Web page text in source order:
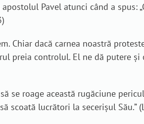
Pavel atunci când a spus:
Chiar dacă carnea noastră
preia controlul. El ne dă putere
roage această rugăciune
lucrători la secerişul Său.”